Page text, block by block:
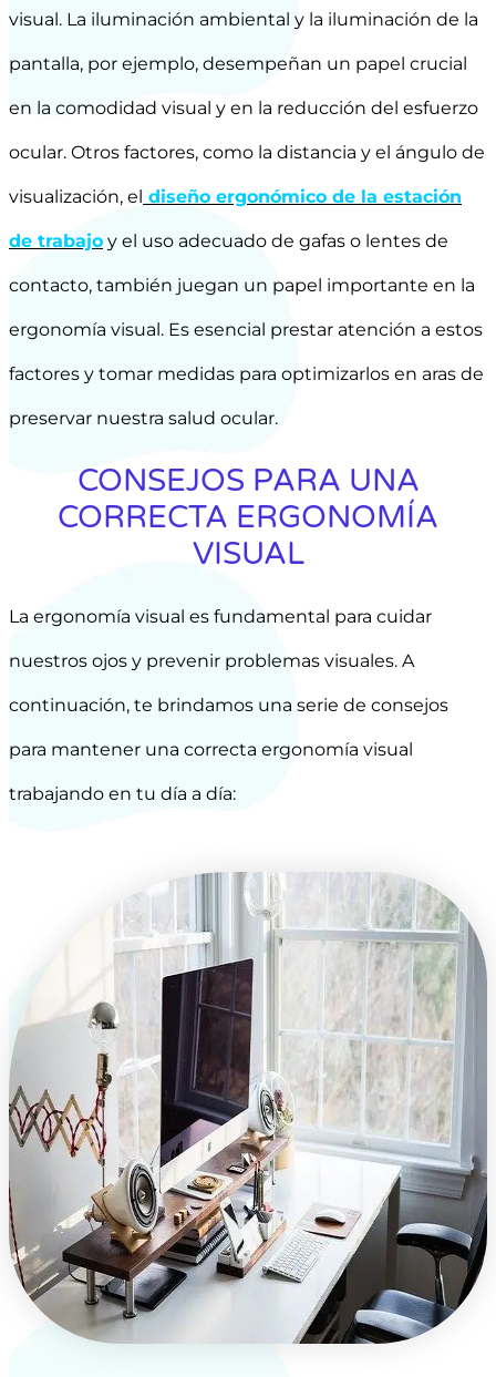
visual. La iluminación ambiental y la iluminación de la
pantalla, por ejemplo, desempeñan un papel crucial
en la comodidad visual y en la reducción del esfuerzo
ocular. Otros factores, como la distancia y el ángulo de
visualización, el diseño ergonómico de la estación
de trabajo y el uso adecuado de gafas o lentes de
contacto, también juegan un papel importante en la
ergonomía visual. Es esencial prestar atención a estos
factores y tomar medidas para optimizarlos en aras de
preservar nuestra salud ocular.
CONSEJOS PARA UNA
CORRECTA ERGONOMÍA
VISUAL
La ergonomía visual es fundamental para cuidar
nuestros ojos y prevenir problemas visuales. A
continuación, te brindamos una serie de consejos
para mantener una correcta ergonomía visual
trabajando en tu día a día: